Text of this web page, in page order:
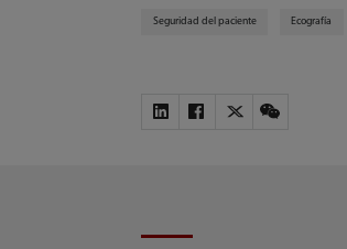
Seguridad del paciente Ecografía